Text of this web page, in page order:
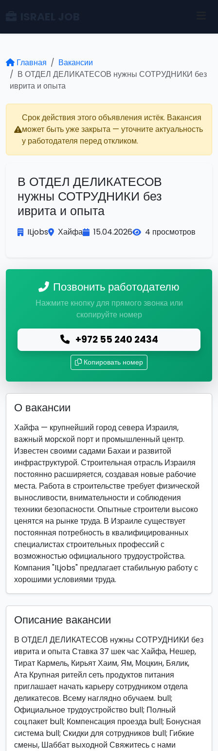
Главная
Вакансии
В ОТДЕЛ ДЕЛИКАТЕСОВ нужны СОТРУДНИКИ без
иврита и опыта
Срок действия этого объявления истёк. Вакансия
может быть уже закрыта — уточните актуальность
у работодателя перед откликом.
В ОТДЕЛ ДЕЛИКАТЕСОВ
нужны СОТРУДНИКИ без
иврита и опыта
ILjobs Хайфа 15.04.2026 4 просмотров
Позвонить работодателю
Нажмите кнопку для прямого звонка или
скопируйте номер
+972 55 240 2434
Копировать номер
О вакансии
Хайфа — крупнейший город севера Израиля,
важный морской порт и промышленный центр.
Известен своими садами Бахаи и развитой
инфраструктурой. Строительная отрасль Израиля
постоянно расширяется, создавая новые рабочие
места. Работа в строительстве требует физической
выносливости, внимательности и соблюдения
техники безопасности. Опытные строители высоко
ценятся на рынке труда. В Израиле существует
постоянная потребность в квалифицированных
специалистах строительных профессий с
возможностью официального трудоустройства.
Компания "ILjobs" предлагает стабильную работу с
хорошими условиями труда.
Описание вакансии
В ОТДЕЛ ДЕЛИКАТЕСОВ нужны СОТРУДНИКИ без
иврита и опыта Ставка 37 шек час Хайфа, Нешер,
Тират Кармель, Кирьят Хаим, Ям, Моцкин, Бялик,
Ата Крупная ритейл сеть продуктов питания
приглашает начать карьеру сотрудником отдела
деликатесов. Всему наглядно обучаем. bull;
Официальное трудоустройство bull; Полный
соц.пакет bull; Компенсация проезда bull; Бонусная
система bull; Скидки для сотрудников bull; Гибкие
смены, Шаббат выходной Свяжитесь с нами